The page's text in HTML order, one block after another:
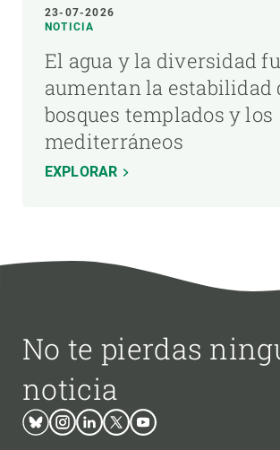
23-07-2026
NOTICIA
El agua y la diversidad
aumentan la estabilidad
bosques templados y los
mediterráneos
EXPLORAR
No te pierdas
noticia
BlueskyInstagram
LinkedinTwitterYoutube